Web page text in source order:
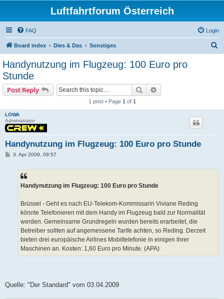
Luftfahrtforum Österreich
FAQ Login
Board index Dies & Das Sonstiges
Handynutzung im Flugzeug: 100 Euro pro
Stunde
Post Reply Search
1 post • Page 1 of 1
LOWA
Administrator
Handynutzung im Flugzeug: 100 Euro pro Stunde
P3. Apr 2009, 09:57
Handynutzung im Flugzeug: 100 Euro pro Stunde
Brüssel - Geht es nach EU-Telekom-Kommissarin Viviane Reding
könnte Telefonieren mit dem Handy im Flugzeug bald zur Normalität
werden. Gemeinsame Grundregeln wurden bereits erarbeitet, die
Betreiber sollten auf angemessene Tarife achten, so Reding. Derzeit
bieten drei europäische Airlines Mobiltelefonie in einigen ihrer
Maschinen an. Kosten: 1,60 Euro pro Minute. (APA)
Quelle: "Der Standard" vom 03.04.2009